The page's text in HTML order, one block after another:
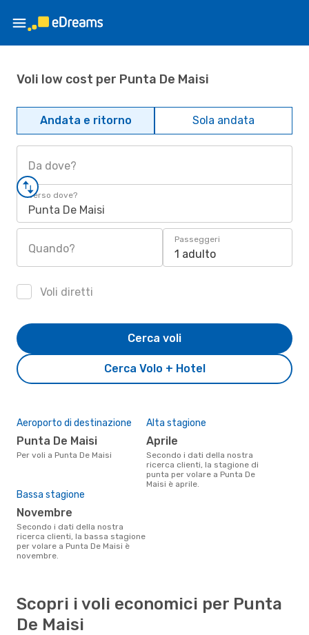
Voli low cost per Punta De Maisi
Andata e ritorno Sola andata
Da dove?
Verso dove?
Punta De Maisi
Quando?
Passeggeri
1 adulto
Voli diretti
Cerca Volo + Hotel
Cerca voli
Aeroporto di destinazione
Punta De Maisi
Per voli a Punta De Maisi
Alta stagione
aprile
Secondo i dati della nostra
ricerca clienti, la stagione di
punta per volare a Punta De
Maisi è aprile.
Bassa stagione
novembre
Secondo i dati della nostra
ricerca clienti, la bassa stagione
per volare a Punta De Maisi è
novembre.
Scopri i voli economici per Punta
De Maisi